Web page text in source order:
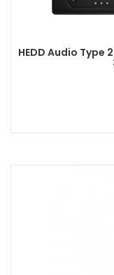
HEDD Audio Type